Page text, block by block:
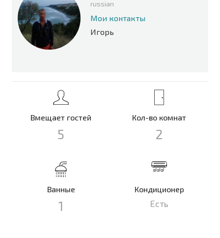
russian
Мои контакты
Игорь
Вмещает гостей
5
Кол-во комнат
2
Ванные
1
Кондиционер
Есть